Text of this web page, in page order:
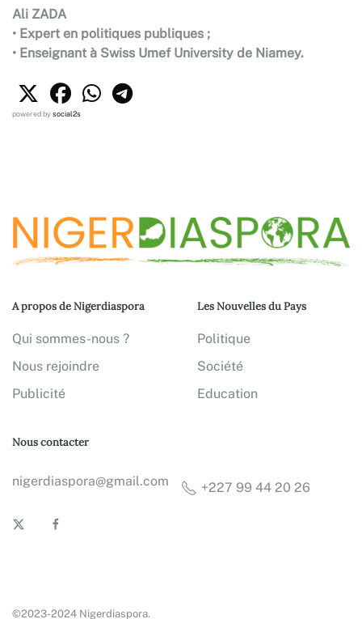
Ali ZADA
• Expert en politiques publiques ;
• Enseignant à Swiss Umef University de Niamey.
powered bysocial2s
A propos de Nigerdiaspora
Qui sommes-nous ?
Nous rejoindre
Publicité
Les Nouvelles du Pays
Politique
Société
Education
Nous contacter
nigerdiaspora@gmail.com +227 99 44 20 26
©2023-2024 Nigerdiaspora.